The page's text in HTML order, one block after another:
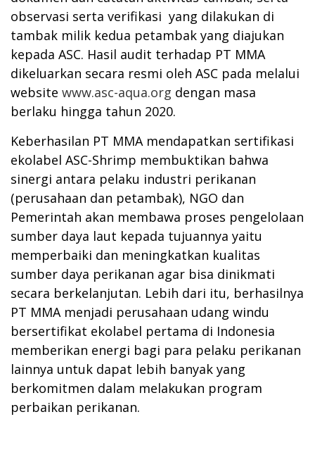
observasi serta verifikasi yang dilakukan di
tambak milik kedua petambak yang diajukan
kepada ASC. Hasil audit terhadap PT MMA
dikeluarkan secara resmi oleh ASC pada melalui
website www.asc-aqua.org dengan masa
berlaku hingga tahun 2020.
Keberhasilan PT MMA mendapatkan sertifikasi
ekolabel ASC-Shrimp membuktikan bahwa
sinergi antara pelaku industri perikanan
(perusahaan dan petambak), NGO dan
Pemerintah akan membawa proses pengelolaan
sumber daya laut kepada tujuannya yaitu
memperbaiki dan meningkatkan kualitas
sumber daya perikanan agar bisa dinikmati
secara berkelanjutan. Lebih dari itu, berhasilnya
PT MMA menjadi perusahaan udang windu
bersertifikat ekolabel pertama di Indonesia
memberikan energi bagi para pelaku perikanan
lainnya untuk dapat lebih banyak yang
berkomitmen dalam melakukan program
perbaikan perikanan.